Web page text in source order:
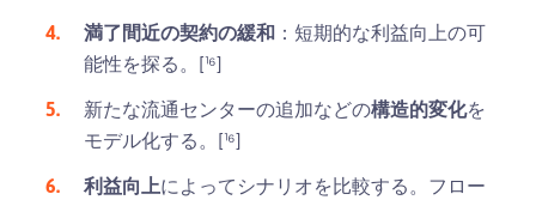
満了間近の契約の緩和 ：短期的な利益向上の可
能性を探る。[¹⁶]
新たな流通センターの追加などの構造的変化を
モデル化する。[¹⁶]
利益向上によってシナリオを比較する。フロー